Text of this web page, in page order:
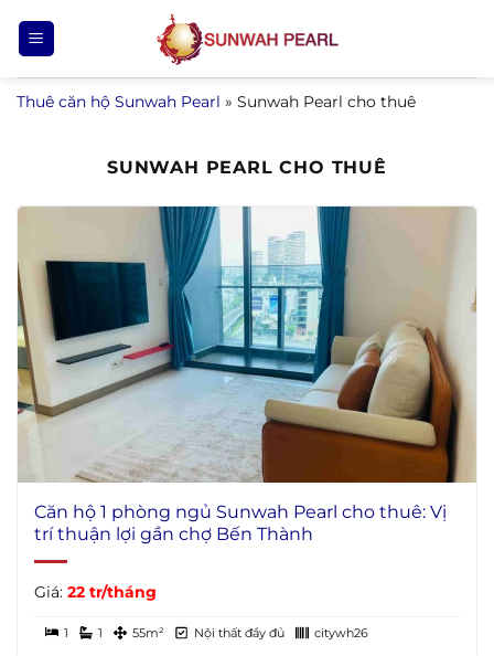
qua
nội
dung
Thuê căn hộ Sunwah Pearl » Sunwah Pearl cho thuê
SUNWAH PEARL CHO THUÊ
Căn hộ 1 phòng ngủ Sunwah Pearl cho thuê: Vị
trí thuận lợi gần chợ Bến Thành
Giá: 22 tr/tháng
1 1 55m² Nội thất đầy đủ citywh26